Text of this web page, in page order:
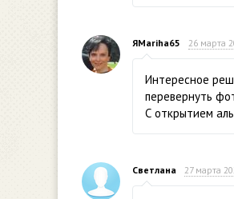
ЯMariha65 26 марта
Интересное
перевернуть
С открытием
Светлана 27 марта